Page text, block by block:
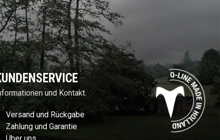
und Kontakt.
Versand und Rückgabe
Zahlung und Garantie